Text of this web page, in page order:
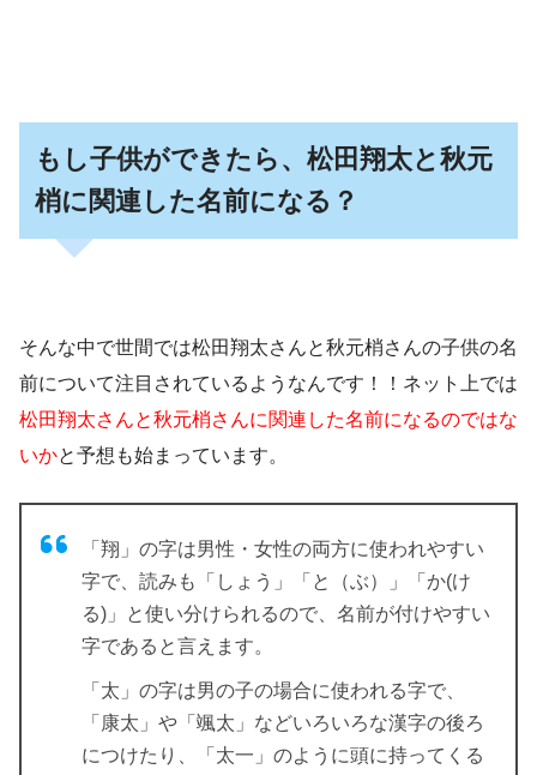
もし子供ができたら、松田翔太と秋元
梢に関連した名前になる？
そんな中で世間では松田翔太さんと秋元梢さんの子供の名
前について注目されている ようなんです！！ネット上では
松田翔太さんと秋元梢さんに関連した名前になるのではな
いかと予想も始まっています。
「翔」の字は男性・女性の両方に使われやすい
字で、読みも「しょう」「と（ぶ）」「か(け
る)」と使い分けられるので、名前が付けやすい
字であると言えます。
「太」の字は男の子の場合に使われる字で、
「康太」や「颯太」などいろいろな漢字の後ろ
につけたり、「太一」のように頭に持ってくる